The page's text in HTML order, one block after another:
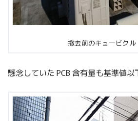
撤去前のキュービクル
懸念していた PCB 含有量も基準値